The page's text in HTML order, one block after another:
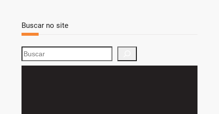
Buscar no site
S
e